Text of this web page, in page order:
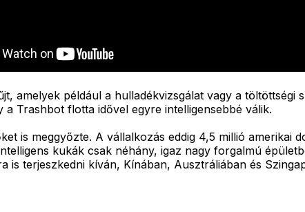
amelyek például a hulladékvizsgálat vagy a
Trashbot flotta idővel egyre intelligensebbé válik.
is meggyőzte. A vállalkozás eddig 4,5 millió
kukák csak néhány, igaz nagy forgalmú
terjeszkedni kíván, Kínában, Ausztráliában és